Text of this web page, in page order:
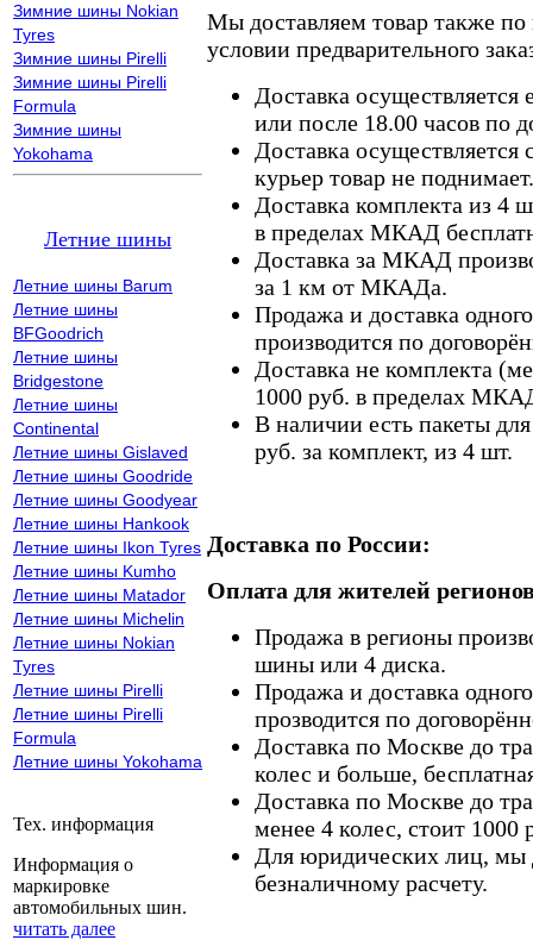
Зимние шины Nokian
Tyres
Зимние шины Pirelli
Зимние шины Pirelli
Formula
Зимние шины
Yokohama
Летние шины
Летние шины Barum
Летние шины
BFGoodrich
Летние шины
Bridgestone
Летние шины
Continental
Летние шины Gislaved
Летние шины Goodride
Летние шины Goodyear
Летние шины Hankook
Летние шины Ikon Tyres
Летние шины Kumho
Летние шины Matador
Летние шины Michelin
Летние шины Nokian
Tyres
Летние шины Pirelli
Летние шины Pirelli
Formula
Летние шины Yokohama
Тех. информация
Информация о
маркировке
автомобильных шин.
читать далее
Мы доставляем товар также
условии предварительного
Доставка осуществляется
или после 18.00 часов по
Доставка осуществляется
курьер товар не поднимает.
Доставка комплекта из 4
в пределах МКАД
Доставка за МКАД
за 1 км от МКАДа.
Продажа и доставка
производится по
Доставка не комплекта
1000 руб. в пределах
В наличии есть пакеты
руб. за комплект, из 4 шт.
Доставка по России:
Оплата для жителей
Продажа в регионы
шины или 4 диска.
Продажа и доставка
прозводится по
Доставка по Москве до
колес и больше,
Доставка по Москве до
менее 4 колес, стоит 1000
Для юридических лиц, мы
безналичному расчету.